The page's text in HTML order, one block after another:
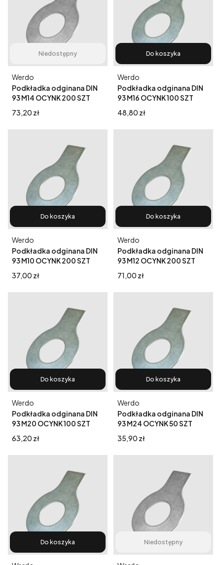
Niedostępny
Podkładka odginana DIN
93 M14 OCYNK 200 SZT
Producent
Werdo
Cena
73,20 zł
Do koszyka
Podkładka odginana DIN
93 M16 OCYNK 100 SZT
Producent
Werdo
Cena
48,80 zł
Do koszyka
Podkładka odginana DIN
93 M10 OCYNK 200 SZT
Producent
Werdo
Cena
37,00 zł
Do koszyka
Podkładka odginana DIN
93 M12 OCYNK 200 SZT
Producent
Werdo
Cena
71,00 zł
Do koszyka
Podkładka odginana DIN
93 M20 OCYNK 100 SZT
Producent
Werdo
Cena
63,20 zł
Do koszyka
Podkładka odginana DIN
93 M24 OCYNK 50 SZT
Producent
Werdo
Cena
35,90 zł
Do koszyka Niedostępny